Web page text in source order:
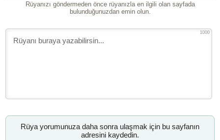
Rüyanızı göndermeden önce rüyanızla en ilgili olan sayfada
bulunduğunuzdan emin olun.
1000
Rüya yorumunuza daha sonra ulaşmak için bu sayfanın
adresini kaydedin.